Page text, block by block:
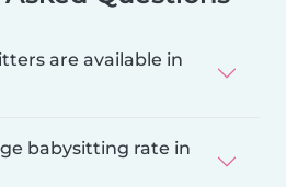
are available in
babysitting rate in